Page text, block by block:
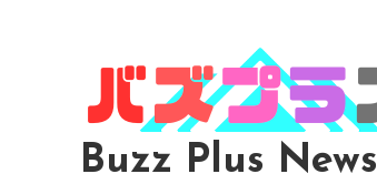
Buzz Plus News